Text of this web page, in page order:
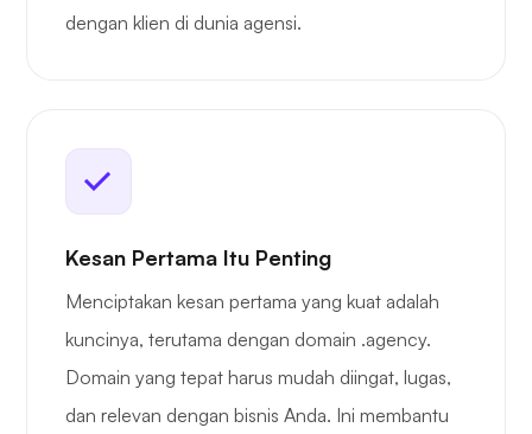
dengan klien di dunia agensi.
Kesan Pertama Itu Penting
Menciptakan kesan pertama yang kuat adalah
kuncinya, terutama dengan domain .agency.
Domain yang tepat harus mudah diingat, lugas,
dan relevan dengan bisnis Anda. Ini membantu